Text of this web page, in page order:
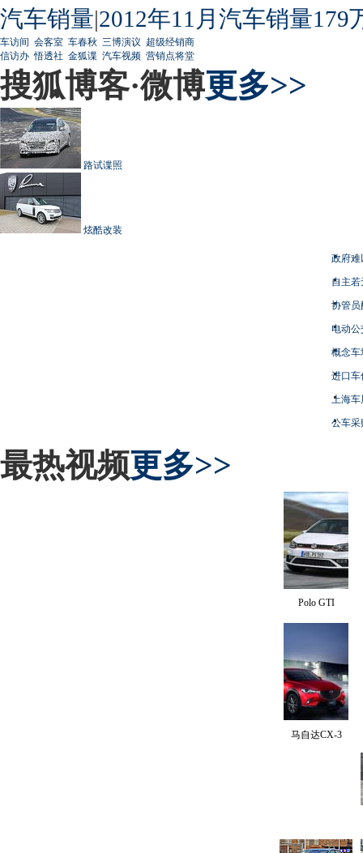
汽车销量|2012年11月汽车销量179
车访间 会客室 车春秋 三博演议 超级经销商
信访办 悟透社 金狐谍 汽车视频 营销点将堂
搜狐博客·微博更多>>
路试谍照
炫酷改装
政府难
自主
协管员
电动
概念车
进口车
上海
公车采
最热视频更多>>
Polo GTI
马自达CX-3